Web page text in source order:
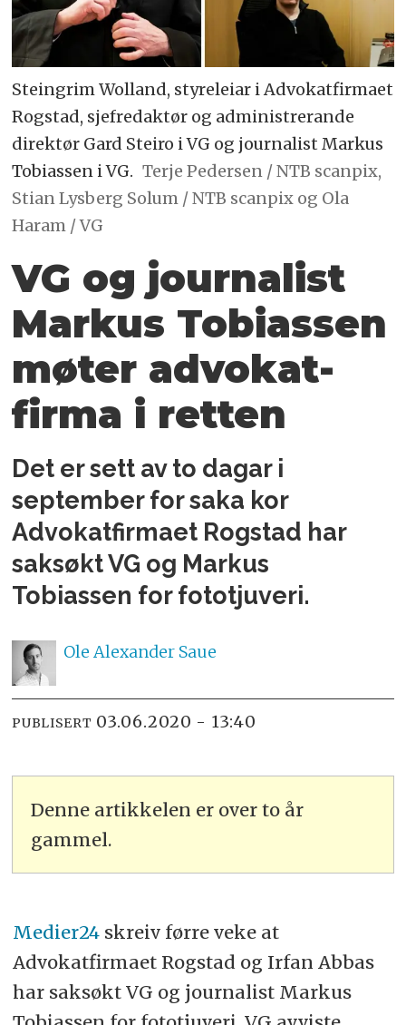
Steingrim Wolland, styreleiar i Advokatfirmaet
Rogstad, sjefredaktør og administrerande
direktør Gard Steiro i VG og journalist Markus
Tobiassen i VG. Terje Pedersen / NTB scanpix,
Stian Lysberg Solum / NTB scanpix og Ola
Haram / VG
VG og journalist
Markus Tobiassen
møter advokat­
firma i retten
Det er sett av to dagar i
september for saka kor
Advokatfirmaet Rogstad har
saksøkt VG og Markus
Tobiassen for fototjuveri.
Ole Alexander Saue
PUBLISERT 03.06.2020 - 13:40
Denne artikkelen er over to år
gammel.
Medier24skreiv førre veke at
Advokatfirmaet Rogstad og Irfan Abbas
har saksøkt VG og journalist Markus